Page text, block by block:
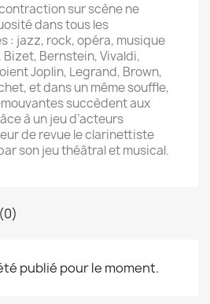
sur scène ne
dans tous les
: jazz, rock, opéra, musique
Bernstein, Vivaldi,
Joplin, Legrand, Brown,
et dans un même souffle,
succèdent aux
à un jeu d’acteurs
de revue le clarinettiste
son jeu théâtral et musical.
publié pour le moment.